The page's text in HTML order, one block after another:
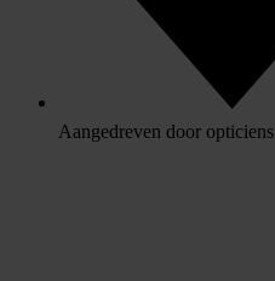
Aangedreven door opticiens